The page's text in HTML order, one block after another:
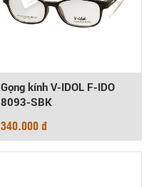
Gọng kính V-IDOL F-IDO
8093-SBK
340.000 đ